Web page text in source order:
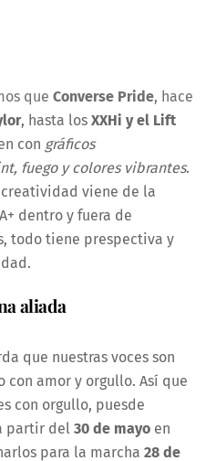
queConverse Pride, hace
, hasta losXXHi y el Lift
con gráficos
fuego y colores vibrantes.
viene de la
dentro y fuera de
todo tiene prespectiva y
aliada
que nuestras voces son
con amor y orgullo. Así que
con orgullo, puesde
partir del30 de mayo en
para la marcha28 de